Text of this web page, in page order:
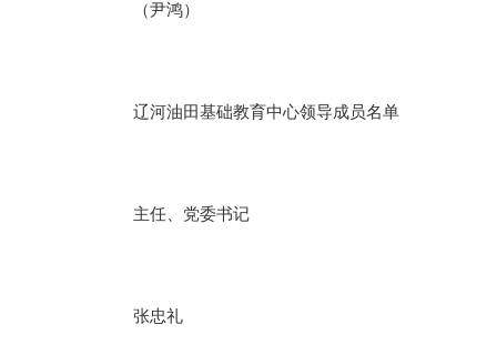
（尹鸿）
辽河油田基础教育中心领导成员名单
主任、党委书记
张忠礼